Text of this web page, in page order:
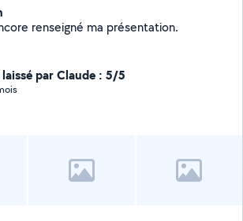
Je n'ai pas encore renseigné ma présentation.
par Claude : 5/5